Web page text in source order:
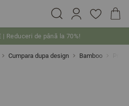
| Reduceri de până la 70%!
Cumpara dupa design Bamboo